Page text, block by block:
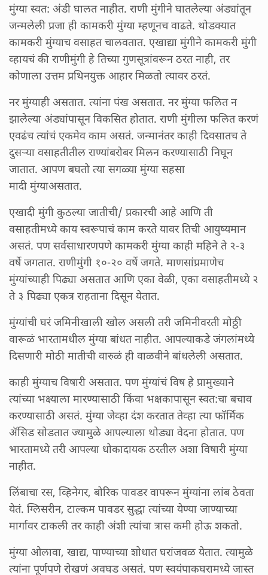
मुंग्या स्वत: अंडी घालत नाहीत. राणी मुंगीने घातलेल्या अंड्यांतून
जन्मलेली प्रजा ही कामकरी मुंग्या म्हणूनच वाढते. थोडक्यात
कामकरी मुंग्याच वसाहत चालवतात. एखाद्या मुंगीने कामकरी मुंगी
व्हायचं की राणीमुंगी हे तिच्या गुणसूत्रांवरून ठरत नाही, तर
कोणाला उत्तम प्रथिनयुक्त आहार मिळतो त्यावर ठरतं.
नर मुंग्याही असतात. त्यांना पंख असतात. नर मुंग्या फलित न
झालेल्या अंड्यांपासून विकसित होतात. राणी मुंगीला फलित करणं
एवढंच त्यांचं एकमेव काम असतं. जन्मानंतर काही दिवसातच ते
दुसऱ्या वसाहतीतील राण्यांबरोबर मिलन करण्यासाठी निघून
जातात. आपण बघतो त्या सगळ्या मुंग्या सहसा
मादी मुंग्याअसतात.
एखादी मुंगी कुठल्या जातीची/ प्रकारची आहे आणि ती
वसाहतीमध्ये काय स्वरूपाचं काम करते यावर तिची आयुष्यमान
असतं. पण सर्वसाधारणपणे कामकरी मुंग्या काही महिने ते २-३
वर्षे जगतात. राणीमुंगी १०-२० वर्षे जगते. माणसांप्रमाणेच
मुंग्यांच्याही पिढ्या असतात आणि एका वेळी, एका वसाहतीमध्ये २
ते ३ पिढ्या एकत्र राहताना दिसून येतात.
मुंग्यांची घरं जमिनीखाली खोल असली तरी जमिनीवरती मोठ्ठी
वारूळं भारतामधील मुंग्या बांधत नाहीत. आपल्याकडे जंगलांमध्ये
दिसणारी मोठी मातीची वारुळं ही वाळवीने बांधलेली असतात.
काही मुंग्याच विषारी असतात. पण मुंग्यांचं विष हे प्रामुख्याने
त्यांच्या भक्ष्याला मारण्यासाठी किंवा भक्षकापासून स्वत:चा बचाव
करण्यासाठी असतं. मुंग्या जेव्हा दंश करतात तेव्हा त्या फॉर्मिक
ॲसिड सोडतात ज्यामुळे आपल्याला थोड्या वेदना होतात. पण
भारतामध्ये तरी आपल्या धोकादायक ठरतील अशा विषारी मुंग्या
नाहीत.
लिंबाचा रस, व्हिनेगर, बोरिक पावडर वापरून मुंग्यांना लांब ठेवता
येतं. ग्लिसरीन, टाल्कम पावडर सुद्धा त्यांच्या येण्या जाण्याच्या
मार्गावर टाकली तर काही अंशी त्यांचा त्रास कमी होऊ शकतो.
मुंग्या ओलावा, खाद्य, पाण्याच्या शोधात घरांजवळ येतात. त्यामुळे
त्यांना पूर्णपणे रोखणं अवघड असतं. पण स्वयंपाकघरामध्ये जास्त